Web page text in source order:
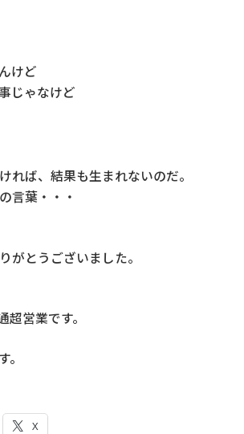
けど
じゃなけど
れば、結果も生まれないのだ。
言葉・・・
がとうございました。
営業です。
X